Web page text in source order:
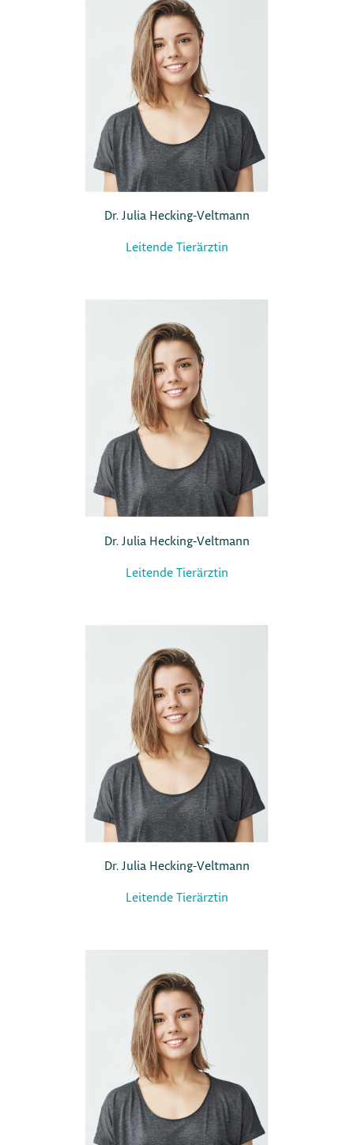
Dr. Julia Hecking-Veltmann
Leitende Tierärztin
Dr. Julia Hecking-Veltmann
Leitende Tierärztin
Dr. Julia Hecking-Veltmann
Leitende Tierärztin